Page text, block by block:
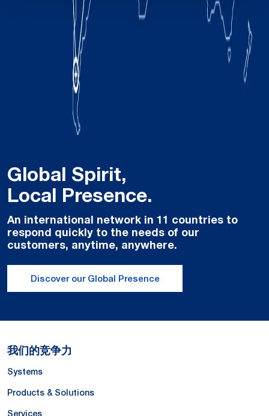
Global Spirit,
Local Presence.
An international network in 11 countries to
respond quickly to the needs of our
customers, anytime, anywhere.
Discover our Global Presence
我们的竞争力
Systems
Products & Solutions
Services